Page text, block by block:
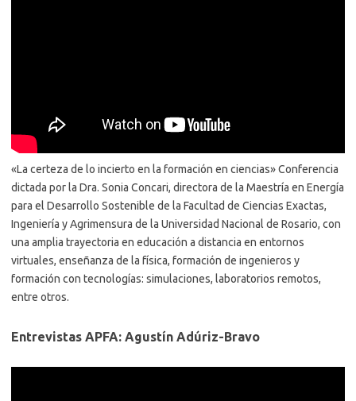
«La certeza de lo incierto en la formación en ciencias» Conferencia
dictada por la Dra. Sonia Concari, directora de la Maestría en Energía
para el Desarrollo Sostenible de la Facultad de Ciencias Exactas,
Ingeniería y Agrimensura de la Universidad Nacional de Rosario, con
una amplia trayectoria en educación a distancia en entornos
virtuales, enseñanza de la física, formación de ingenieros y
formación con tecnologías: simulaciones, laboratorios remotos,
entre otros.
Entrevistas APFA: Agustín Adúriz-Bravo